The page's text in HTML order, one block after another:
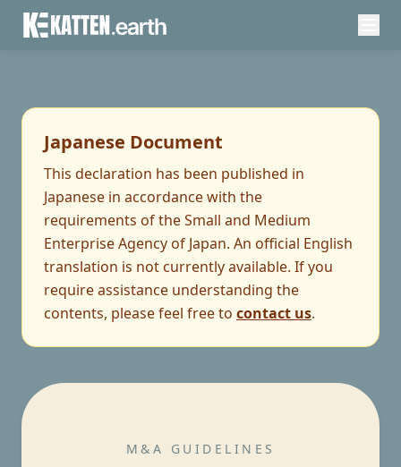
Japanese Document
This declaration has been published in
Japanese in accordance with the
requirements of the Small and Medium
Enterprise Agency of Japan. An official English
translation is not currently available. If you
require assistance understanding the
contents, please feel free to contact us.
M&A GUIDELINES